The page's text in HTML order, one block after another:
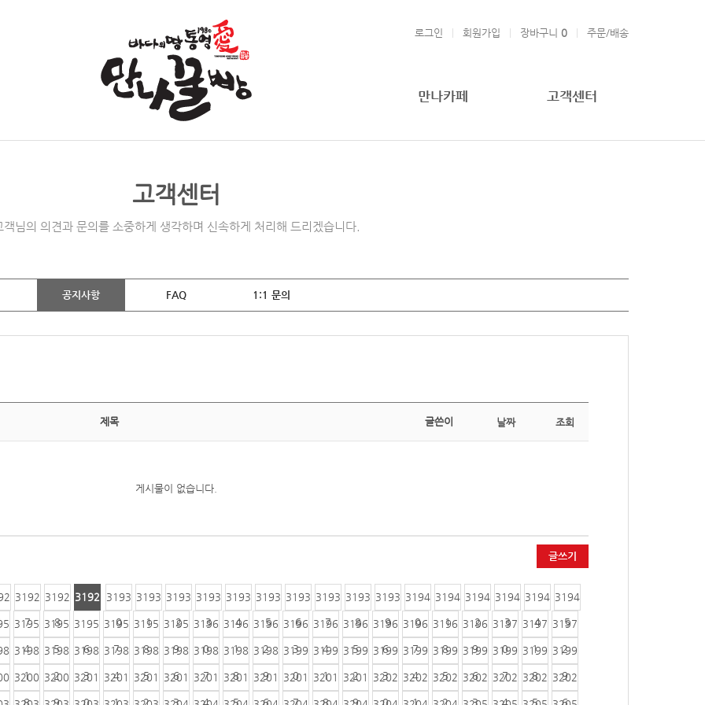
로그인 회원가입 장바구니 0 주문/배송
만나카페 고객센터
고객센터
객님의 의견과 문의를 소중하게 생각하며 신속하게 처리해 드리겠습니다.
공지사항 FAQ 1:1 문의
제목 글쓴이 날짜 조회
게시물이 없습니다.
글쓰기
3192
7
3192
8
3192
9
3193
0
3193
1
3193
2
3193
3
3193
4
3193
5
3193
6
3193
7
3193
8
3193
9
3194
0
3194
1
3194
2
3194
3
3194
4
3194
5
3195
4
3195
5
3195
6
3195
7
3195
8
3195
9
3196
0
3196
1
3196
2
3196
3
3196
4
3196
5
3196
6
3196
7
3196
8
3196
9
3197
0
3197
1
3197
2
3198
1
3198
2
3198
3
3198
4
3198
5
3198
6
3198
7
3198
8
3198
9
3199
0
3199
1
3199
2
3199
3
3199
4
3199
5
3199
6
3199
7
3199
8
3199
9
3200
8
3200
9
3201
0
3201
1
3201
2
3201
3
3201
4
3201
5
3201
6
3201
7
3201
8
3201
9
3202
0
3202
1
3202
2
3202
3
3202
4
3202
5
3202
6